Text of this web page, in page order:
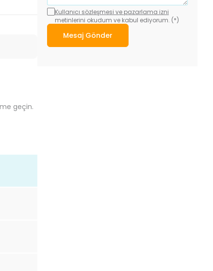
geçin.
Kullanıcı sözleşmesi ve pazarlama izni
metinlerini okudum ve kabul ediyorum. (*)
Mesaj Gönder